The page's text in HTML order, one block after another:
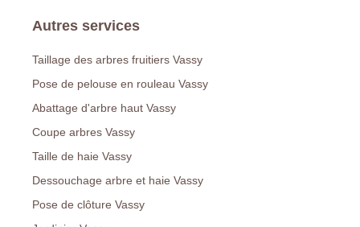
Autres services
Taillage des arbres fruitiers Vassy
Pose de pelouse en rouleau Vassy
Abattage d'arbre haut Vassy
Coupe arbres Vassy
Taille de haie Vassy
Dessouchage arbre et haie Vassy
Pose de clôture Vassy